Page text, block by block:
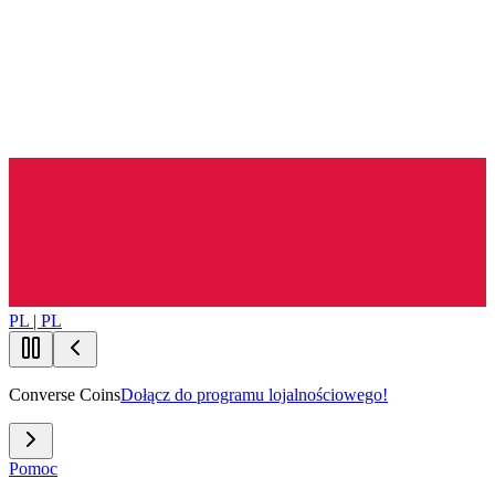
PL | PL
Converse CoinsDołącz do programu lojalnościowego!
Pomoc